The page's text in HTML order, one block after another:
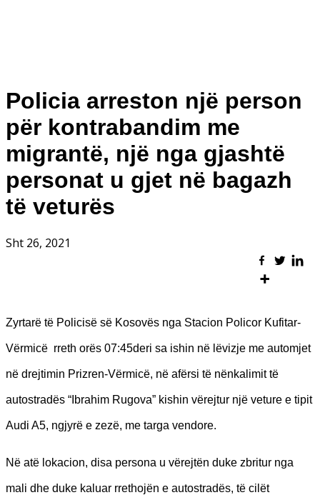
Policia arreston një person
për kontrabandim me
migrantë, një nga gjashtë
personat u gjet në bagazh
të veturës
Sht 26, 2021
Zyrtarë të Policisë së Kosovës nga Stacion Policor Kufitar-
Vërmicë rreth orës 07:45deri sa ishin në lëvizje me automjet
në drejtimin Prizren-Vërmicë, në afërsi të nënkalimit të
autostradës “Ibrahim Rugova” kishin vërejtur një veture e tipit
Audi A5, ngjyrë e zezë, me targa vendore.
Në atë lokacion, disa persona u vërejtën duke zbritur nga
mali dhe duke kaluar rrethojën e autostradës, të cilët